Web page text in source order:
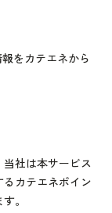
をカテエネから
社は本サービス
カテエネポイン
。